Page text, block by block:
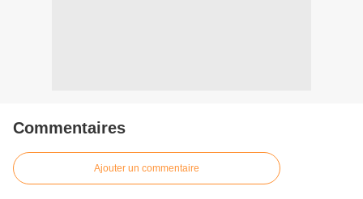
Commentaires
Ajouter un commentaire